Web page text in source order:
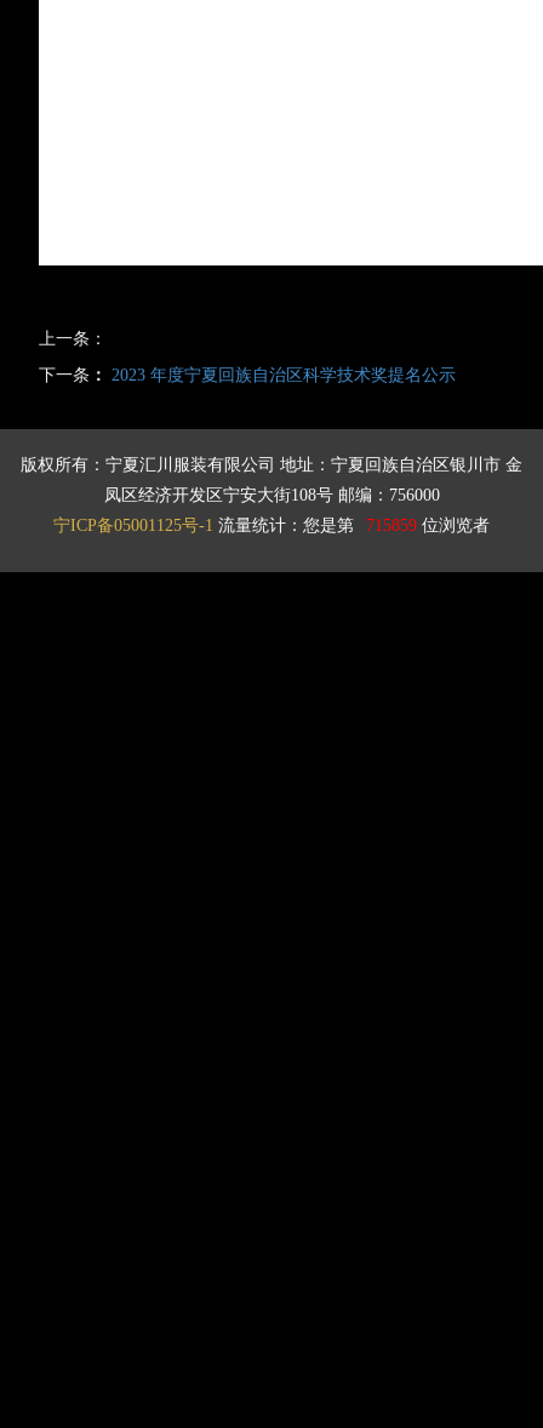
上一条：
下一条 ： 2023 年度宁夏回族自治区科学技术奖提名公示
版权所有：宁夏汇川服装有限公司 地址：宁夏回族自治区银川市 金
凤区经济开发区宁安大街108号 邮编：756000
宁ICP备05001125号-1 流量统计：您是第 715859 位浏览者